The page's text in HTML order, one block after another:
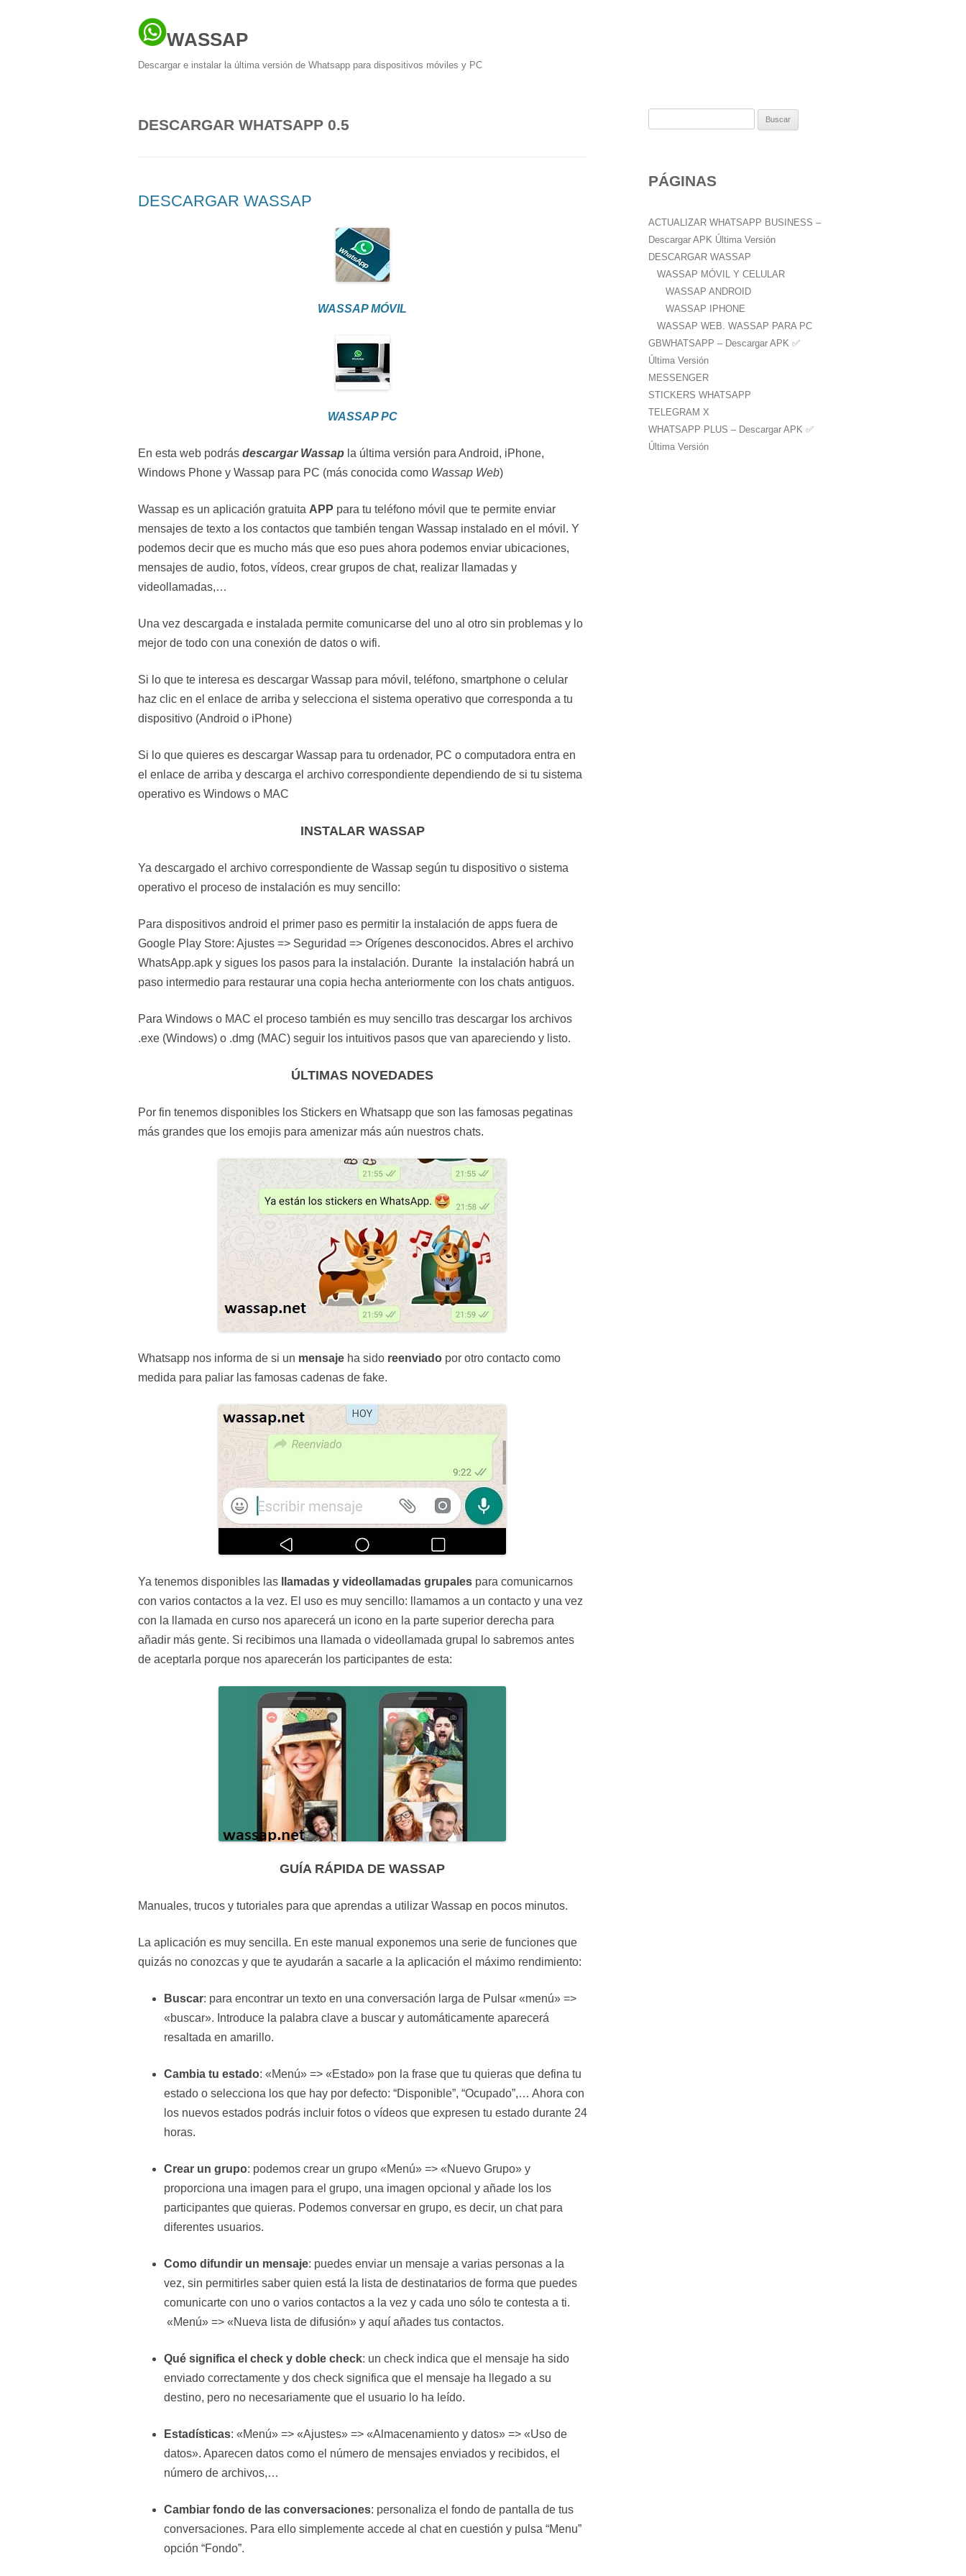
WASSAP
Descargar e instalar la última versión de Whatsapp para dispositivos móviles y PC
DESCARGAR WHATSAPP 0.5
DESCARGAR WASSAP
WASSAP MÓVIL
WASSAP PC
En esta web podrás descargar Wassap la última versión para Android, iPhone,
Windows Phone y Wassap para PC (más conocida como Wassap Web)
Wassap es un aplicación gratuita APP para tu teléfono móvil que te permite enviar
mensajes de texto a los contactos que también tengan Wassap instalado en el móvil. Y
podemos decir que es mucho más que eso pues ahora podemos enviar ubicaciones,
mensajes de audio, fotos, vídeos, crear grupos de chat, realizar llamadas y
videollamadas,…
Una vez descargada e instalada permite comunicarse del uno al otro sin problemas y lo
mejor de todo con una conexión de datos o wifi.
Si lo que te interesa es descargar Wassap para móvil, teléfono, smartphone o celular
haz clic en el enlace de arriba y selecciona el sistema operativo que corresponda a tu
dispositivo (Android o iPhone)
Si lo que quieres es descargar Wassap para tu ordenador, PC o computadora entra en
el enlace de arriba y descarga el archivo correspondiente dependiendo de si tu sistema
operativo es Windows o MAC
INSTALAR WASSAP
Ya descargado el archivo correspondiente de Wassap según tu dispositivo o sistema
operativo el proceso de instalación es muy sencillo:
Para dispositivos android el primer paso es permitir la instalación de apps fuera de
Google Play Store: Ajustes => Seguridad => Orígenes desconocidos. Abres el archivo
WhatsApp.apk y sigues los pasos para la instalación. Durante la instalación habrá un
paso intermedio para restaurar una copia hecha anteriormente con los chats antiguos.
Para Windows o MAC el proceso también es muy sencillo tras descargar los archivos
.exe (Windows) o .dmg (MAC) seguir los intuitivos pasos que van apareciendo y listo.
ÚLTIMAS NOVEDADES
Por fin tenemos disponibles los Stickers en Whatsapp que son las famosas pegatinas
más grandes que los emojis para amenizar más aún nuestros chats.
Whatsapp nos informa de si un mensaje ha sido reenviado por otro contacto como
medida para paliar las famosas cadenas de fake.
Ya tenemos disponibles las llamadas y videollamadas grupales para comunicarnos
con varios contactos a la vez. El uso es muy sencillo: llamamos a un contacto y una vez
con la llamada en curso nos aparecerá un icono en la parte superior derecha para
añadir más gente. Si recibimos una llamada o videollamada grupal lo sabremos antes
de aceptarla porque nos aparecerán los participantes de esta:
GUÍA RÁPIDA DE WASSAP
Manuales, trucos y tutoriales para que aprendas a utilizar Wassap en pocos minutos.
La aplicación es muy sencilla. En este manual exponemos una serie de funciones que
quizás no conozcas y que te ayudarán a sacarle a la aplicación el máximo rendimiento:
Buscar: para encontrar un texto en una conversación larga de Pulsar «menú» =>
«buscar». Introduce la palabra clave a buscar y automáticamente aparecerá
resaltada en amarillo.
Cambia tu estado: «Menú» => «Estado» pon la frase que tu quieras que defina tu
estado o selecciona los que hay por defecto: “Disponible”, “Ocupado”,… Ahora con
los nuevos estados podrás incluir fotos o vídeos que expresen tu estado durante 24
horas.
Crear un grupo: podemos crear un grupo «Menú» => «Nuevo Grupo» y
proporciona una imagen para el grupo, una imagen opcional y añade los los
participantes que quieras. Podemos conversar en grupo, es decir, un chat para
diferentes usuarios.
Como difundir un mensaje: puedes enviar un mensaje a varias personas a la
vez, sin permitirles saber quien está la lista de destinatarios de forma que puedes
comunicarte con uno o varios contactos a la vez y cada uno sólo te contesta a ti.
«Menú» => «Nueva lista de difusión» y aquí añades tus contactos.
Qué significa el check y doble check: un check indica que el mensaje ha sido
enviado correctamente y dos check significa que el mensaje ha llegado a su
destino, pero no necesariamente que el usuario lo ha leído.
Estadísticas: «Menú» => «Ajustes» => «Almacenamiento y datos» => «Uso de
datos». Aparecen datos como el número de mensajes enviados y recibidos, el
número de archivos,…
Cambiar fondo de las conversaciones: personaliza el fondo de pantalla de tus
conversaciones. Para ello simplemente accede al chat en cuestión y pulsa “Menu”
opción “Fondo”.
a
:
PÁGINAS
ACTUALIZAR WHATSAPP BUSINESS –
Descargar APK Última Versión
DESCARGAR WASSAP
WASSAP MÓVIL Y CELULAR
WASSAP ANDROID
WASSAP IPHONE
WASSAP WEB. WASSAP PARA PC
GBWHATSAPP – Descargar APK ✅️
Última Versión
MESSENGER
STICKERS WHATSAPP
TELEGRAM X
WHATSAPP PLUS – Descargar APK ✅️
Última Versión